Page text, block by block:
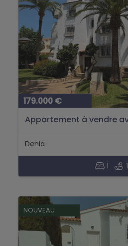
179.000 €
Appartement à vendre
Denia
1 1
NOUVEAU